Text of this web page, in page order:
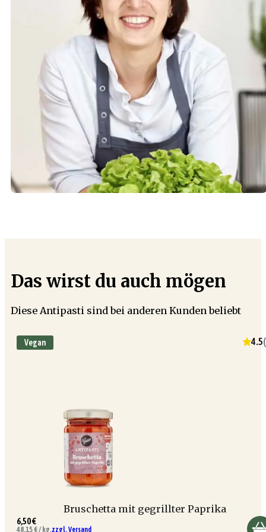
Das wirst du auch mögen
Diese Antipasti sind bei anderen Kunden beliebt
Vegan 4.5(
Bruschetta mit gegrillter Paprika
6,50 €
48,15 € / kg,zzgl. Versand